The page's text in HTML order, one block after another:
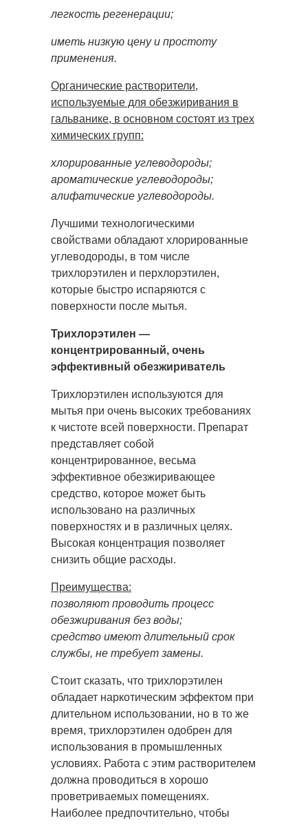
легкость регенерации;
иметь низкую цену и простоту
применения.
Органические растворители,
используемые для обезжиривания в
гальванике, в основном состоят из трех
химических групп:
хлорированные углеводороды;
ароматические углеводороды;
алифатические углеводороды.
Лучшими технологическими
свойствами обладают хлорированные
углеводороды, в том числе
трихлорэтилен и перхлорэтилен,
которые быстро испаряются с
поверхности после мытья.
Трихлорэтилен —
концентрированный, очень
эффективный обезжириватель
Трихлорэтилен используются для
мытья при очень высоких требованиях
к чистоте всей поверхности. Препарат
представляет собой
концентрированное, весьма
эффективное обезжиривающее
средство, которое может быть
использовано на различных
поверхностях и в различных целях.
Высокая концентрация позволяет
снизить общие расходы.
Преимущества:
позволяют проводить процесс
обезжиривания без воды;
средство имеют длительный срок
службы, не требует замены.
Стоит сказать, что трихлорэтилен
обладает наркотическим эффектом при
длительном использовании, но в то же
время, трихлорэтилен одобрен для
использования в промышленных
условиях. Работа с этим растворителем
должна проводиться в хорошо
проветриваемых помещениях.
Наиболее предпочтительно, чтобы